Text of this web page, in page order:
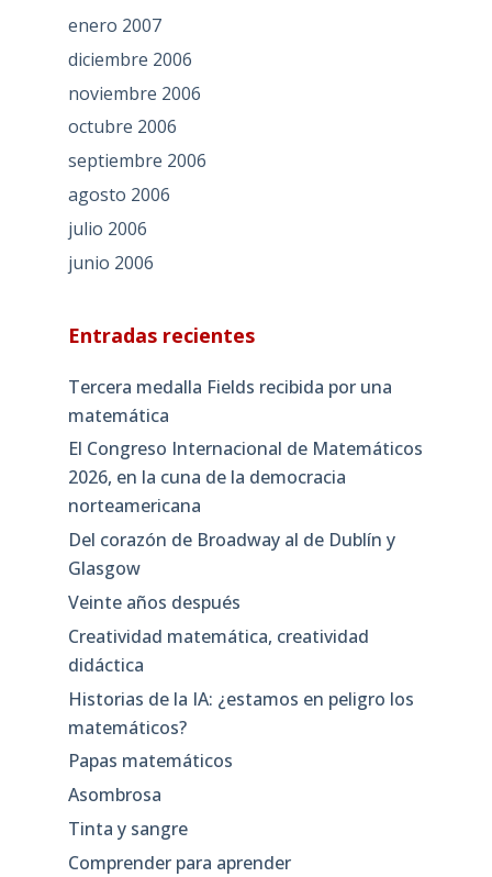
enero 2007
diciembre 2006
noviembre 2006
octubre 2006
septiembre 2006
agosto 2006
julio 2006
junio 2006
Entradas recientes
Tercera medalla Fields recibida por una
matemática
El Congreso Internacional de Matemáticos
2026, en la cuna de la democracia
norteamericana
Del corazón de Broadway al de Dublín y
Glasgow
Veinte años después
Creatividad matemática, creatividad
didáctica
Historias de la IA: ¿estamos en peligro los
matemáticos?
Papas matemáticos
Asombrosa
Tinta y sangre
Comprender para aprender